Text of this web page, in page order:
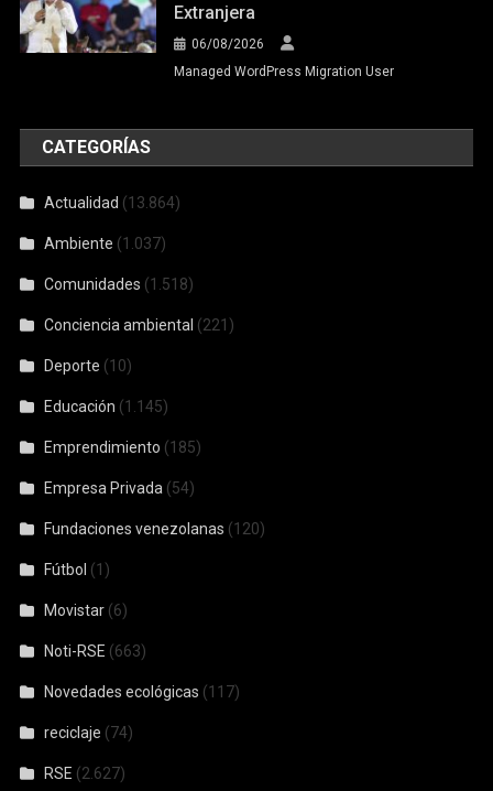
Extranjera
06/08/2026
Managed WordPress Migration User
CATEGORÍAS
Actualidad (13.864)
Ambiente (1.037)
Comunidades (1.518)
Conciencia ambiental (221)
Deporte (10)
Educación (1.145)
Emprendimiento (185)
Empresa Privada (54)
Fundaciones venezolanas (120)
Fútbol (1)
Movistar (6)
Noti-RSE (663)
Novedades ecológicas (117)
reciclaje (74)
RSE (2.627)